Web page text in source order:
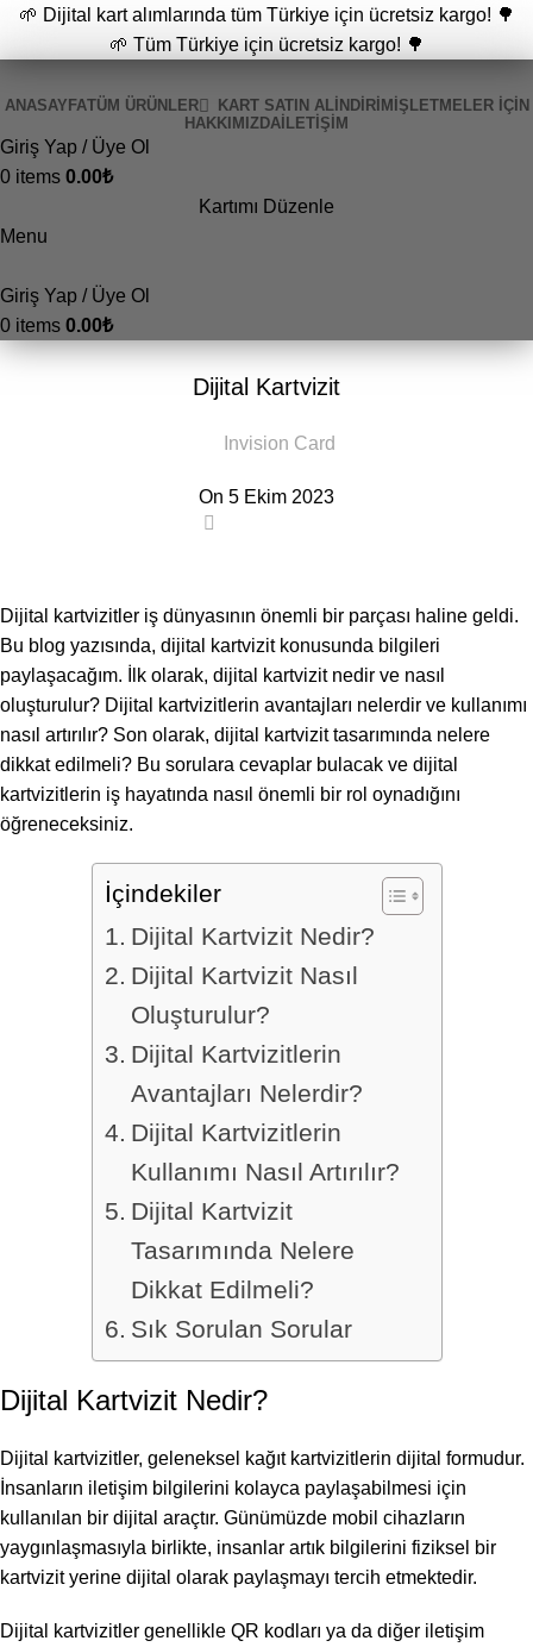
🌱 Dijital kart alımlarında tüm Türkiye için ücretsiz kargo! 🌳
🌱 Tüm Türkiye için ücretsiz kargo! 🌳
ANASAYFATÜM ÜRÜNLER KART SATIN ALİNDİRİM İŞLETMELER İÇIN
HAKKIMIZDA İLETIŞIM
Giriş Yap / Üye Ol
0 items 0.00₺
Kartımı Düzenle
Menu
Giriş Yap / Üye Ol
0 items 0.00₺
Dijital Kartvizit
Invision Card
On 5 Ekim 2023
Dijital kartvizitler iş dünyasının önemli bir parçası haline geldi.
Bu blog yazısında, dijital kartvizit konusunda bilgileri
paylaşacağım. İlk olarak, dijital kartvizit nedir ve nasıl
oluşturulur? Dijital kartvizitlerin avantajları nelerdir ve kullanımı
nasıl artırılır? Son olarak, dijital kartvizit tasarımında nelere
dikkat edilmeli? Bu sorulara cevaplar bulacak ve dijital
kartvizitlerin iş hayatında nasıl önemli bir rol oynadığını
öğreneceksiniz.
İçindekiler
Dijital Kartvizit Nedir?
Dijital Kartvizit Nasıl
Oluşturulur?
Dijital Kartvizitlerin
Avantajları Nelerdir?
Dijital Kartvizitlerin
Kullanımı Nasıl Artırılır?
Dijital Kartvizit
Tasarımında Nelere
Dikkat Edilmeli?
Sık Sorulan Sorular
Dijital Kartvizit Nedir?
Dijital kartvizitler, geleneksel kağıt kartvizitlerin dijital formudur.
İnsanların iletişim bilgilerini kolayca paylaşabilmesi için
kullanılan bir dijital araçtır. Günümüzde mobil cihazların
yaygınlaşmasıyla birlikte, insanlar artık bilgilerini fiziksel bir
kartvizit yerine dijital olarak paylaşmayı tercih etmektedir.
Dijital kartvizitler genellikle QR kodları ya da diğer iletişim